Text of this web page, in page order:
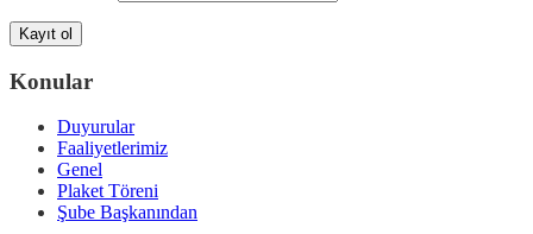
Konular
Duyurular
Faaliyetlerimiz
Genel
Plaket Töreni
Şube Başkanından